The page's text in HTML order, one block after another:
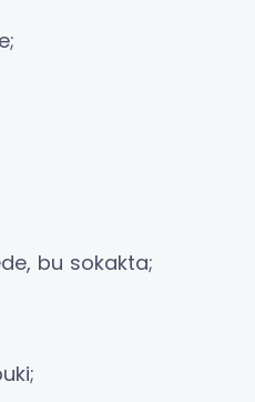
bu sokakta;